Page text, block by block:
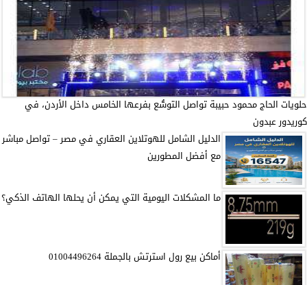
حلويات الحاج محمود حبيبة تواصل التوسُّع بفرعها الخامس داخل الأردن، في
كوريدور عبدون
الدليل الشامل للهوتلاين العقاري في مصر – تواصل مباشر
مع أفضل المطورين
ما المشكلات اليومية التي يمكن أن يحلها الهاتف الذكي؟
أماكن بيع رول استرتش بالجملة 01004496264